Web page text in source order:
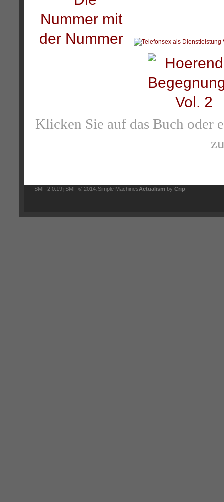
Klicken Sie auf das Buch oder
SMF 2.0.19 SMF © 2014, Simple MachinesActualism by Crip